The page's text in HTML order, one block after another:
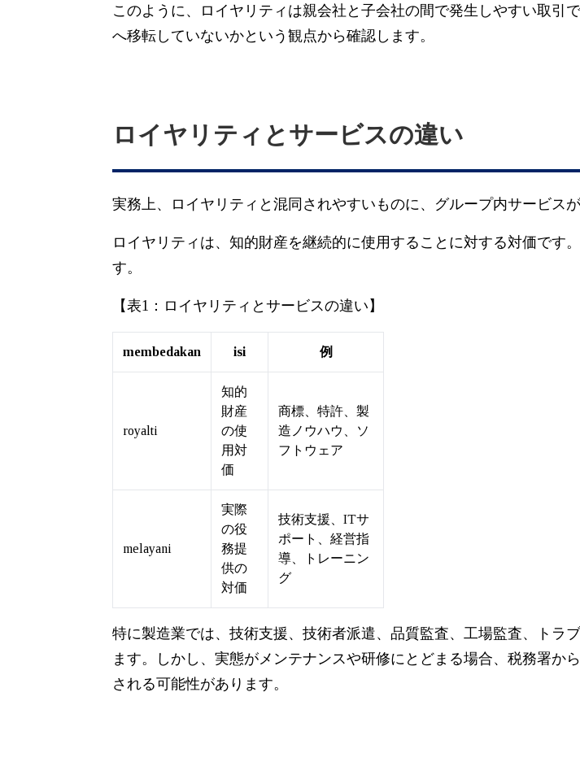
このように、ロイヤリティは親会社と子会社の間で発生しやすい取引
へ移転していないかという観点から確認します。
ロイヤリティとサービスの違い
実務上、ロイヤリティと混同されやすいものに、グループ内サービスが
ロイヤリティは、知的財産を継続的に使用することに対する対価です
す。
【表1：ロイヤリティとサービスの違い】
membedakan isi 例
royalti
知的
財産
の使
用対
価
商標、特許、製
造ノウハウ、ソ
フトウェア
melayani
実際
の役
務提
供の
対価
技術支援、ITサ
ポート、経営指
導、トレーニン
グ
特に製造業では、技術支援、技術者派遣、品質監査、工場監査、トラ
ます。しかし、実態がメンテナンスや研修にとどまる場合、税務署か
される可能性があります。